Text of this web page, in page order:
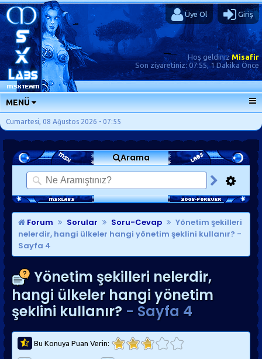
Üye Ol Giriş
Hoş geldinizMisafir
Son ziyaretiniz: 07:55, 1 Dakika Önce
MENÜ
ANA SAYFA
FORUMLAR
SORU-CEVAP
GÜNLÜKLER
SON MESAJLAR
KISAYOLLAR
Cumartesi, 08 Ağustos 2026 - 07:55
Arama
Forum Sorular Soru-Cevap
Yönetim şekilleri
nelerdir, hangi ülkeler hangi yönetim şeklini kullanır? -
Sayfa 4
Yönetim şekilleri nelerdir,
hangi ülkeler hangi yönetim
şeklini kullanır? - Sayfa 4
Bu Konuya Puan Verin: